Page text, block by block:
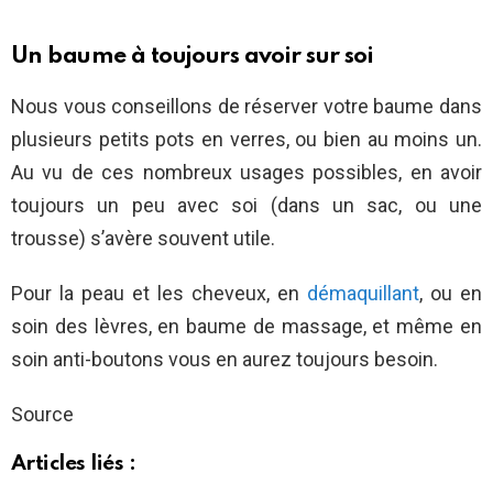
Un baume à toujours avoir sur soi
Nous vous conseillons de réserver votre baume dans
plusieurs petits pots en verres, ou bien au moins un.
Au vu de ces nombreux usages possibles, en avoir
toujours un peu avec soi (dans un sac, ou une
trousse) s’avère souvent utile.
Pour la peau et les cheveux, en démaquillant, ou en
soin des lèvres, en baume de massage, et même en
soin anti-boutons vous en aurez toujours besoin.
Source
Articles liés :